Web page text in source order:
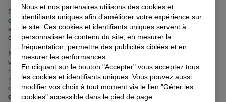
De l'
assurance auto assurance habitation
en passant par la
complémentaire santé, l'assurance vie ou l'assurance scolaire, nous
sommes là pour vous accompagner au quotidien et sécuriser votre
avenir ainsi que celui de vos proches.
Nos agents Allianz à Brignoles sont à votre écoute pour étudier
votre situation personnelle, vous conseiller et vous proposer les
meilleures garanties au meilleur prix. N'hésitez pas à prendre
rendez-vous dans l'une de nos agences de la rue de la République
ou de l'avenue Maréchal Foch pour discuter de vos besoins en
assuranceet obtenir un devis personnalisé.
Nous et nos partenaires utilisons des cookies et
identifiants uniques afin d'améliorer votre expérience sur
le site. Ces cookies et identifiants uniques servent à
personnaliser le contenu du site, en mesurer la
fréquentation, permettre des publicités ciblées et en
mesurer les performances.
En cliquant sur le bouton "Accepter" vous acceptez tous
les cookies et identifiants uniques. Vous pouvez aussi
modifier vos choix à tout moment via le lien "Gérer les
cookies" accessible dans le pied de page.